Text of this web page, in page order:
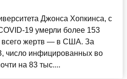
Джонса Хопкинса, с
19 умерли более 153
всего жертв — в США. За
число инфицированных во
на 83 тыс....